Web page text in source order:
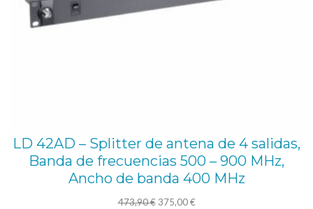
LD 42AD – Splitter de antena de 4 salidas,
Banda de frecuencias 500 – 900 MHz,
Ancho de banda 400 MHz
473,90€ El
375,00€El